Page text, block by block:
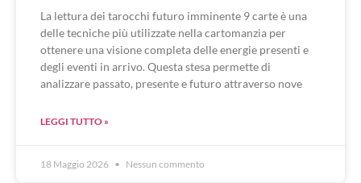
La lettura dei tarocchi futuro imminente 9 carte è una
delle tecniche più utilizzate nella cartomanzia per
ottenere una visione completa delle energie presenti e
degli eventi in arrivo. Questa stesa permette di
analizzare passato, presente e futuro attraverso nove
LEGGI TUTTO »
18 Maggio 2026 Nessun commento